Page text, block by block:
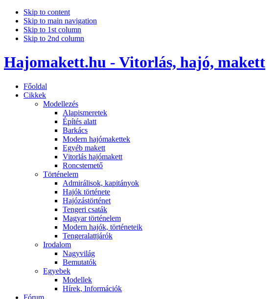
Skip to content
Skip to main navigation
Skip to 1st column
Skip to 2nd column
Hajomakett.hu - Vitorlás, hajó, makett
Főoldal
Cikkek
Modellezés
Alapismeretek
Építés alatt
Barkács
Modern hajómakettek
Egyéb makett
Vitorlás hajómakett
Roncstemető
Történelem
Admirálisok, kapitányok
Hajók története
Hajózástörténet
Tengeri csaták
Magyar történelem
Modern hajók, történeteik
Tengeralattjárók
Irodalom
Nagyvilág
Bemutatók
Egyebek
Modellek
Hírek, Információk
Fórum